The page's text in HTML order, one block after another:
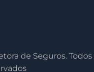
de Seguros. Todos